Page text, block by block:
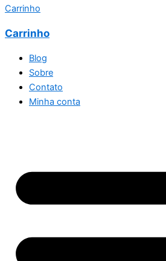
Carrinho
Carrinho
Blog
Sobre
Contato
Minha conta